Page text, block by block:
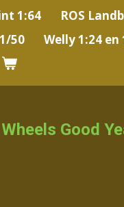
1:64 ROS
50 Welly 1:24 en
Good